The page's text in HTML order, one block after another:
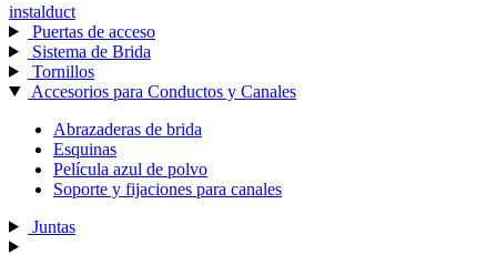
instalduct
Puertas de acceso
Sistema de Brida
Tornillos
Accesorios para Conductos y Canales
Abrazaderas de brida
Esquinas
Película azul de polvo
Soporte y fijaciones para canales
Juntas